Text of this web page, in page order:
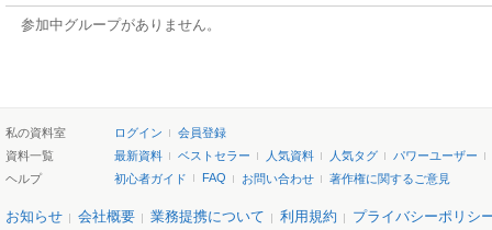
参加中グループがありません。
私の資料室 ログイン
会員登録
資料一覧
最新資料 ベストセラー 人気資料 人気タグ
パワーユーザー
ヘルプ
初心者ガイド FAQ お問い合わせ 著作権に関するご意見
お知らせ 会社概要 業務提携について 利用規約 プライバシーポリシ